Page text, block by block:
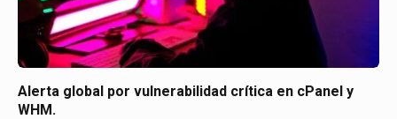
Alerta global por vulnerabilidad crítica en cPanel y
WHM.